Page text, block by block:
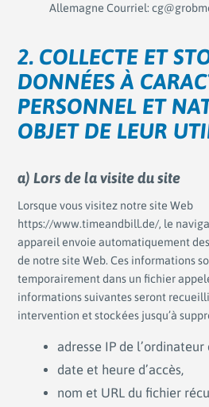
Allemagne Courriel:
2. COLLECTE ET
DONNÉES À
PERSONNEL ET
OBJET DE LEUR
a) Lors de la visite du site
Lorsque vous visitez notre site Web
https://www.timeandbill.de/, le
appareil envoie automatiquement
de notre site Web. Ces informations
temporairement dans un fichier
informations suivantes seront
intervention et stockées jusqu’à
adresse IP de
date et heure d’accès,
nom et URL du fichier